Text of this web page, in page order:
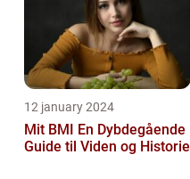
12 january 2024
Mit BMI En Dybdegående
Guide til Viden og Historie